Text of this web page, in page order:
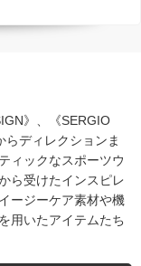
》、《SERGIO
ディレクションま
ィックなスポーツウ
ら受けたインスピレ
ージーケア素材や機
用いたアイテムたち